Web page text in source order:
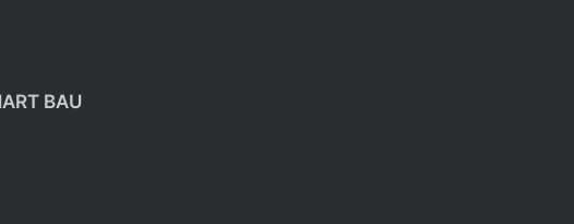
BAU